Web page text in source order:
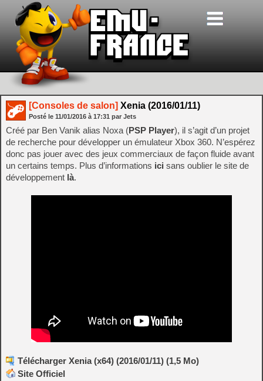
[Consoles de salon] Xenia (2016/01/11)
Posté le 11/01/2016 à 17:31 par Jets
Créé par Ben Vanik alias Noxa (PSP Player), il s’agit d’un projet
de recherche pour développer un émulateur Xbox 360. N’espérez
donc pas jouer avec des jeux commerciaux de façon fluide avant
un certains temps. Plus d’informations ici sans oublier le site de
développement là.
Télécharger Xenia (x64) (2016/01/11) (1,5 Mo)
Site Officiel